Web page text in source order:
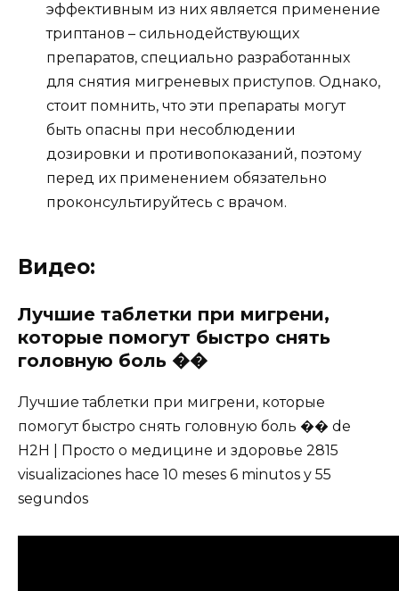
эффективным из них является применение
триптанов – сильнодействующих
препаратов, специально разработанных
для снятия мигреневых приступов. Однако,
стоит помнить, что эти препараты могут
быть опасны при несоблюдении
дозировки и противопоказаний, поэтому
перед их применением обязательно
проконсультируйтесь с врачом.
Видео:
Лучшие таблетки при мигрени,
которые помогут быстро снять
головную боль ��
Лучшие таблетки при мигрени, которые
помогут быстро снять головную боль �� de
H2H | Просто о медицине и здоровье 2815
visualizaciones hace 10 meses 6 minutos y 55
segundos